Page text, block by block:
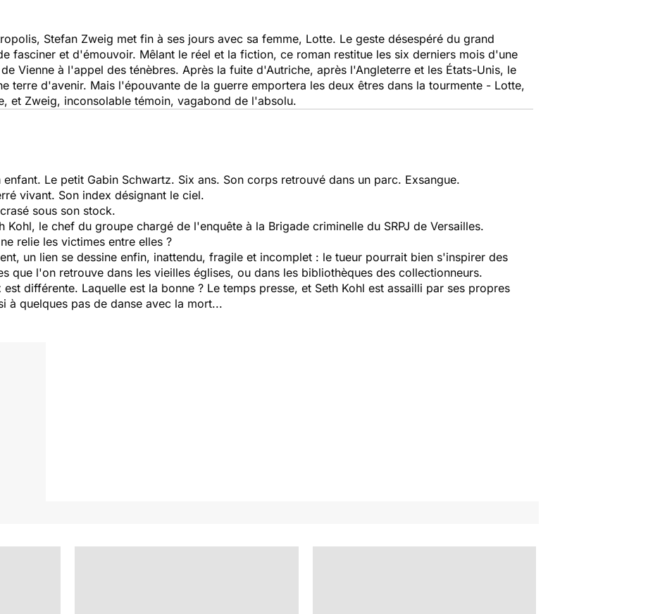
Stefan Zweig met fin à ses jours avec sa femme, Lotte. Le geste désespéré du grand
fasciner et d'émouvoir. Mêlant le réel et la fiction, ce roman restitue les six derniers mois d'une
Vienne à l'appel des ténèbres. Après la fuite d'Autriche, après l'Angleterre et les États-Unis, le
terre d'avenir. Mais l'épouvante de la guerre emportera les deux êtres dans la tourmente - Lotte,
et Zweig, inconsolable témoin, vagabond de l'absolu.
enfant. Le petit Gabin Schwartz. Six ans. Son corps retrouvé dans un parc. Exsangue.
vivant. Son index désignant le ciel.
sous son stock.
Kohl, le chef du groupe chargé de l'enquête à la Brigade criminelle du SRPJ de Versailles.
relie les victimes entre elles ?
un lien se dessine enfin, inattendu, fragile et incomplet : le tueur pourrait bien s'inspirer des
que l'on retrouve dans les vieilles églises, ou dans les bibliothèques des collectionneurs.
différente. Laquelle est la bonne ? Le temps presse, et Seth Kohl est assailli par ses propres
à quelques pas de danse avec la mort...